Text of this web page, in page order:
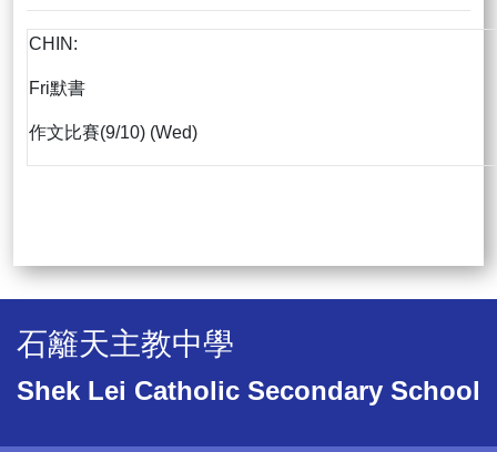
CHIN:
Fri默書
作文比賽(9/10) (Wed)
石籬天主教中學
Shek Lei Catholic Secondary School